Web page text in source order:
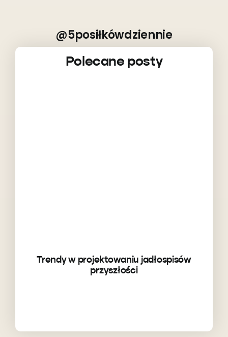
@5posiłkówdziennie
Polecane posty
Trendy w projektowaniu jadłospisów
przyszłości